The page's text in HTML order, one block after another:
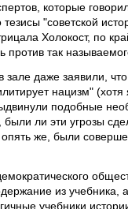
которые
"советской
Холокост, по
против так
зале даже заявили,
нацизм" (хотя
подобные
ли эти угрозы
же, были
из
учебники